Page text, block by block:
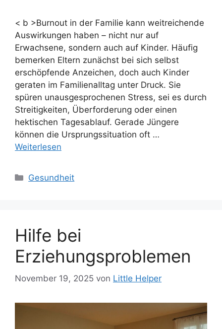
< b >Burnout in der Familie kann weitreichende
Auswirkungen haben – nicht nur auf
Erwachsene, sondern auch auf Kinder. Häufig
bemerken Eltern zunächst bei sich selbst
erschöpfende Anzeichen, doch auch Kinder
geraten im Familienalltag unter Druck. Sie
spüren unausgesprochenen Stress, sei es durch
Streitigkeiten, Überforderung oder einen
hektischen Tagesablauf. Gerade Jüngere
können die Ursprungssituation oft …
Weiterlesen
Kategorien
Gesundheit
Hilfe bei
Erziehungsproblemen
November 19, 2025 von Little Helper